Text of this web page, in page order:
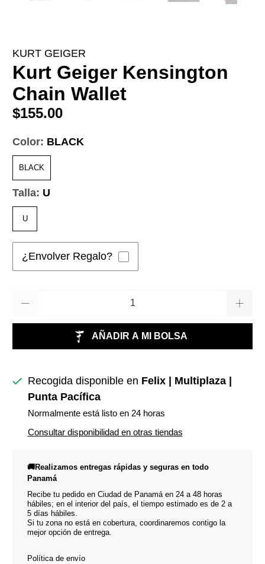
KURT GEIGER
Kurt Geiger Kensington
Chain Wallet
$155.00
Color: BLACK
BLACK
Talla: U
U
¿Envolver Regalo?
AÑADIR A MI BOLSA
Recogida disponible en Felix | Multiplaza |
Punta Pacífica
Normalmente está listo en 24 horas
Consultar disponibilidad en otras tiendas
🚚Realizamos entregas rápidas y seguras en todo
Panamá
Recibe tu pedido en Ciudad de Panamá en 24 a 48 horas
hábiles; en el interior del país, el tiempo estimado es de 2 a
5 días hábiles.
Si tu zona no está en cobertura, coordinaremos contigo la
mejor opción de entrega.
Política de envío